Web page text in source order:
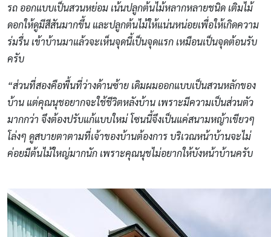
รถ ออกแบบเป็นสวนหย่อม เน้นปลูกต้นไม้หลากหลายชนิด เติมไม้
ดอกให้ดูมีสีสันมากขึ้น และปลูกต้นไม้ให้แน่นหน่อยเพื่อให้เกิดความ
ร่มรื่น เข้าบ้านมาแล้วจะเห็นจุดนี้เป็นจุดแรก เหมือนเป็นจุดต้อนรับ
ครับ
“ส่วนที่สองคือพื้นที่ว่างด้านซ้าย เดิมผมออกแบบเป็นสวนหลักของ
บ้าน แต่คุณนุชอยากจะใช้ชีวิตหลังบ้าน เพราะมีความเป็นส่วนตัว
มากกว่า จึงต้องปรับแก้แบบใหม่ โซนนี้จึงเป็นแค่สนามหญ้าเขียวๆ
โล่งๆ ดูสบายตาตามที่เจ้าของบ้านต้องการ บริเวณหน้าบ้านจะไม่
ค่อยมีต้นไม้ใหญ่มากนัก เพราะคุณนุชไม่อยากให้บังหน้าบ้านครับ